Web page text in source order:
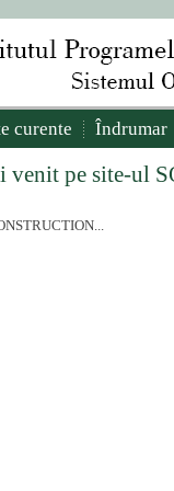
curente Îndrumar
venit pe site-ul